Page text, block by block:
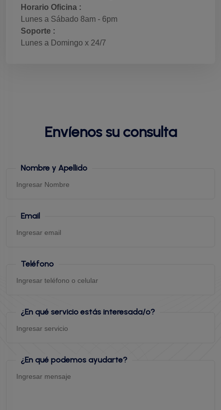
Horario Oficina :
Lunes a Sábado 8am - 6pm
Soporte :
Lunes a Domingo x 24/7
Envíenos su consulta
Nombre y Apellido
Email
Teléfono
¿En qué servicio estás interesada/o?
¿En qué podemos ayudarte?